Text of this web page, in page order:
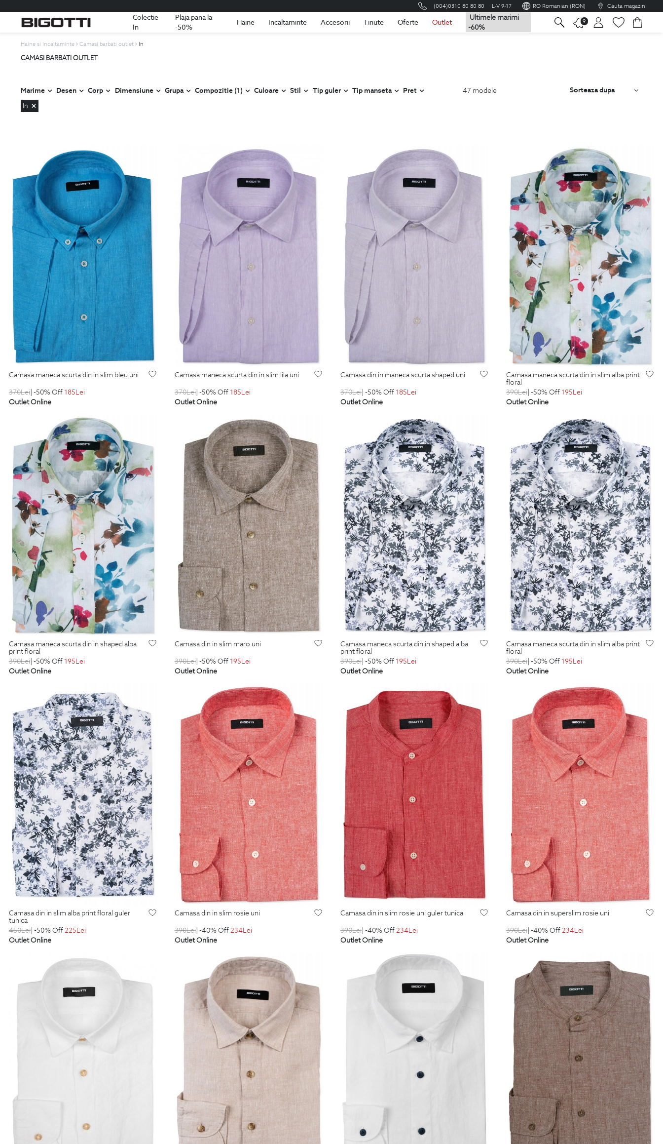
(004)0310 80 80 80 L-V 9-17 RO Romanian (RON) Cauta magazin
Colectie
In
Plaja pana la
-50%
Haine Incaltaminte Accesorii Tinute Oferte Outlet
Ultimele marimi
-60%
9
Romania Romana
Haine si Incaltaminte Camasi barbati outlet In
CAMASI BARBATI OUTLET
Sorteaza dupa
Marime Desen Corp Dimensiune Grupa Compozitie (1) Culoare Stil Tip guler Tip manseta Pret 47 modele
In
camasa maneca scurta din in slim bleu uni
370Lei| -50% Off 185Lei
Outlet Online
camasa maneca scurta din in slim lila uni
370Lei| -50% Off 185Lei
Outlet Online
camasa din in maneca scurta shaped uni
370Lei| -50% Off 185Lei
Outlet Online
camasa maneca scurta din in slim alba print
floral
390Lei| -50% Off 195Lei
Outlet Online
camasa maneca scurta din in shaped alba
print floral
390Lei| -50% Off 195Lei
Outlet Online
camasa din in slim maro uni
390Lei| -50% Off 195Lei
Outlet Online
camasa maneca scurta din in shaped alba
print floral
390Lei| -50% Off 195Lei
Outlet Online
camasa maneca scurta din in slim alba print
floral
390Lei| -50% Off 195Lei
Outlet Online
camasa din in slim alba print floral guler
tunica
450Lei| -50% Off225Lei
Outlet Online
camasa din in slim rosie uni
390Lei| -40% Off234Lei
Outlet Online
camasa din in slim rosie uni guler tunica
390Lei| -40% Off234Lei
Outlet Online
camasa din in superslim rosie uni
390Lei| -40% Off234Lei
Outlet Online